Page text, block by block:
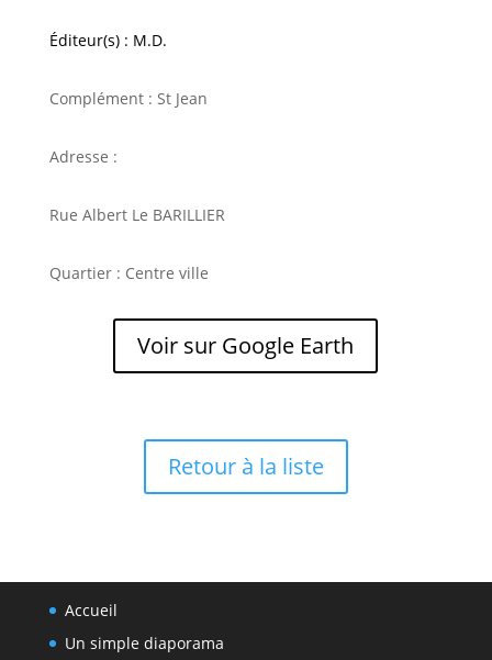
Éditeur(s) : M.D.
Complément : St Jean
Adresse :
Rue Albert Le BARILLIER
Quartier : Centre ville
Voir sur Google Earth
Retour à la liste
Accueil
Un simple diaporama